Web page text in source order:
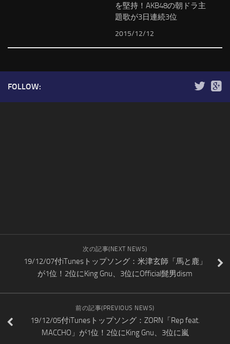
を堅持！AKB48の朝ドラ主
題歌が3日連続3位
2015/12/12
FOLLOW:
次の記事(NEXT NEWS)
19/12/07付iTunesトップソング：米津玄師「馬と鹿」
が1位！2位にKing Gnu、3位にOfficial髭男dism
前の記事(PREVIOUS NEWS)
19/12/05付iTunesトップソング：ZORN「Rep feat.
MACCHO」が1位！2位にKing Gnu、3位に嵐